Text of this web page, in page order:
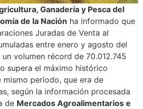
Ganadería y Pesca del
de la Nación ha informado que
Juradas de Venta al
entre enero y agosto del
volumen récord de 70.012.745
supera el máximo histórico
mismo período, que era de
según la información procesada
de Mercados Agroalimentarios e